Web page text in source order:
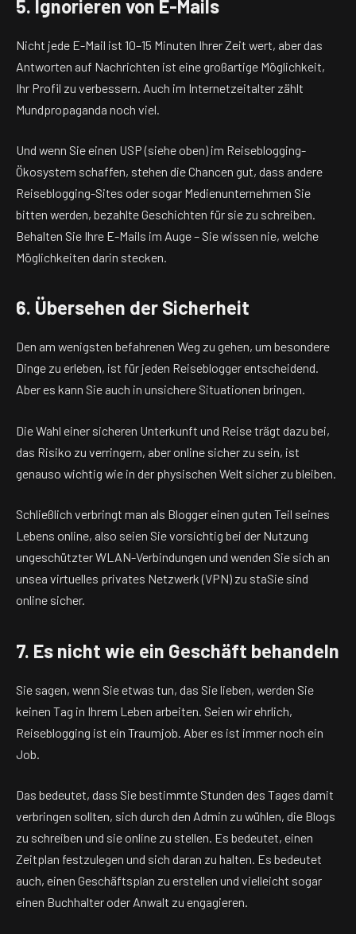
5. Ignorieren von E-Mails
Nicht jede E-Mail ist 10–15 Minuten Ihrer Zeit wert, aber das
Antworten auf Nachrichten ist eine großartige Möglichkeit,
Ihr Profil zu verbessern. Auch im Internetzeitalter zählt
Mundpropaganda noch viel.
Und wenn Sie einen USP (siehe oben) im Reiseblogging-
Ökosystem schaffen, stehen die Chancen gut, dass andere
Reiseblogging-Sites oder sogar Medienunternehmen Sie
bitten werden, bezahlte Geschichten für sie zu schreiben.
Behalten Sie Ihre E-Mails im Auge – Sie wissen nie, welche
Möglichkeiten darin stecken.
6. Übersehen der Sicherheit
Den am wenigsten befahrenen Weg zu gehen, um besondere
Dinge zu erleben, ist für jeden Reiseblogger entscheidend.
Aber es kann Sie auch in unsichere Situationen bringen.
Die Wahl einer sicheren Unterkunft und Reise trägt dazu bei,
das Risiko zu verringern, aber online sicher zu sein, ist
genauso wichtig wie in der physischen Welt sicher zu bleiben.
Schließlich verbringt man als Blogger einen guten Teil seines
Lebens online, also seien Sie vorsichtig bei der Nutzung
ungeschützter WLAN-Verbindungen und wenden Sie sich an
unsea virtuelles privates Netzwerk(VPN) zu staSie sind
online sicher.
7. Es nicht wie ein Geschäft behandeln
Sie sagen, wenn Sie etwas tun, das Sie lieben, werden Sie
keinen Tag in Ihrem Leben arbeiten. Seien wir ehrlich,
Reiseblogging ist ein Traumjob. Aber es ist immer noch ein
Job.
Das bedeutet, dass Sie bestimmte Stunden des Tages damit
verbringen sollten, sich durch den Admin zu wühlen, die Blogs
zu schreiben und sie online zu stellen. Es bedeutet, einen
Zeitplan festzulegen und sich daran zu halten. Es bedeutet
auch, einen Geschäftsplan zu erstellen und vielleicht sogar
einen Buchhalter oder Anwalt zu engagieren.